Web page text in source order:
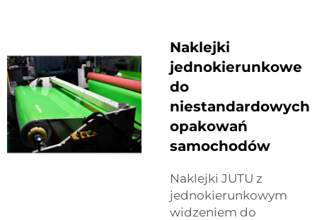
Naklejki
jednokierunkowe
do
niestandardowych
opakowań
samochodów
Naklejki JUTU z
jednokierunkowym
widzeniem do